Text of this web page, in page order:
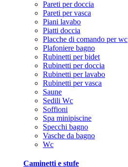
Pareti per doccia
Pareti per vasca
Piani lavabo
Piatti doccia
Placche di comando per wc
Plafoniere bagno
Rubinetti per bidet
Rubinetti per doccia
Rubinetti per lavabo
Rubinetti per vasca
Saune
Sedili Wc
Soffioni
Spa minipiscine
Specchi bagno
Vasche da bagno
Wc
Caminetti e stufe